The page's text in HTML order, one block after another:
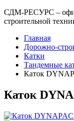
СДМ-РЕСУРС –
строительной
Главная
Дорожно-
Катки
Тандемные
Каток
Каток